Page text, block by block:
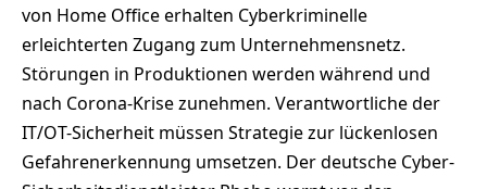
von Home Office erhalten Cyberkriminelle
erleichterten Zugang zum Unternehmensnetz.
Störungen in Produktionen werden während und
nach Corona-Krise zunehmen. Verantwortliche der
IT/OT-Sicherheit müssen Strategie zur lückenlosen
Gefahrenerkennung umsetzen. Der deutsche Cyber-